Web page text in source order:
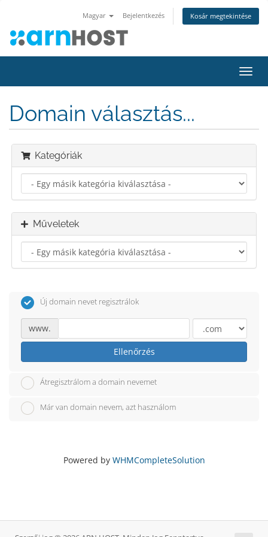
Magyar Bejelentkezés Kosár megtekintése
a
Domain választás...
Kategóriák
Műveletek
Új domain nevet regisztrálok
www.
Ellenőrzés
Átregisztrálom a domain nevemet
Már van domain nevem, azt használom
Powered by WHMCompleteSolution